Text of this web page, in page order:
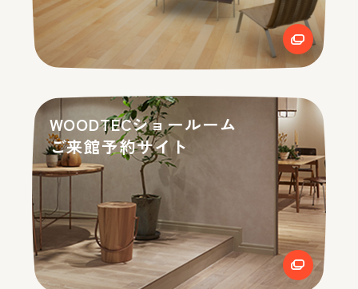
WOODTECショールーム
ご来館予約サイト